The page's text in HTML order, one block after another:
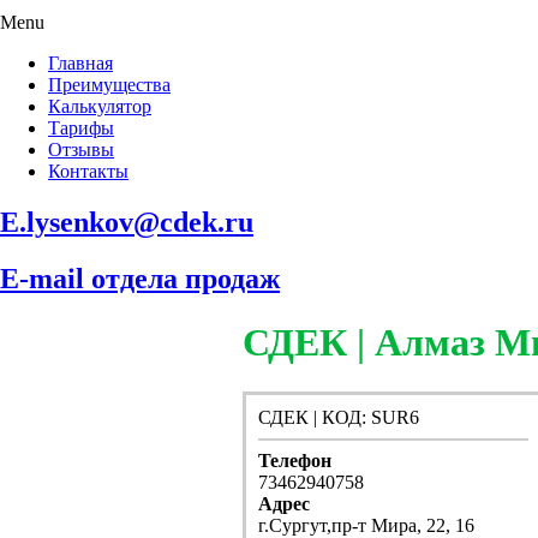
Menu
Главная
Преимущества
Калькулятор
Тарифы
Отзывы
Контакты
E.lysenkov@cdek.ru
E-mail отдела продаж
СДЕК | Алмаз
СДЕК | КОД: SUR6
Телефон
73462940758
Адрес
г.Сургут,пр-т Мира, 22, 16